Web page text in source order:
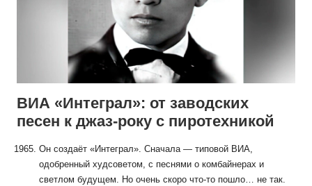
ВИА «Интеграл»: от заводских
песен к джаз-року с пиротехникой
Он создаёт «Интеграл». Сначала — типовой ВИА,
одобренный худсоветом, с песнями о комбайнерах и
светлом будущем. Но очень скоро что-то пошло… не так.